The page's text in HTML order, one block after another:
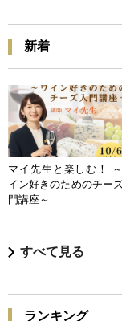
新着
マイ先生と楽しむ！
イン好きのためのチー
門講座～
すべて見る
ランキング